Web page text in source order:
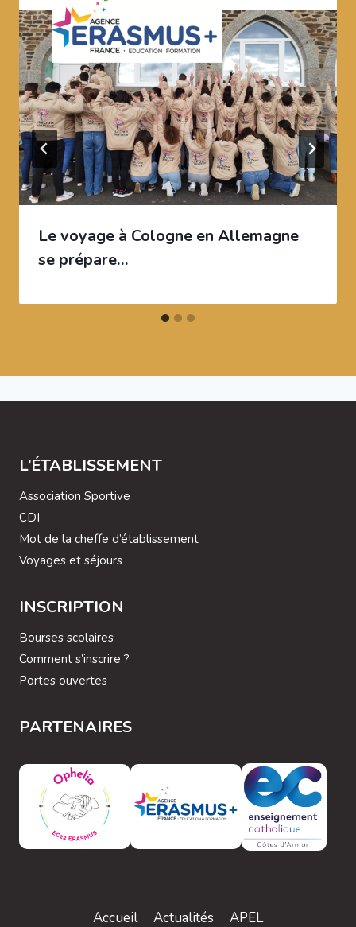
Le voyage à Cologne en Allemagne
se prépare…
L’ÉTABLISSEMENT
Association Sportive
CDI
Mot de la cheffe d’établissement
Voyages et séjours
INSCRIPTION
Bourses scolaires
Comment s’inscrire ?
Portes ouvertes
PARTENAIRES
Accueil Actualités APEL